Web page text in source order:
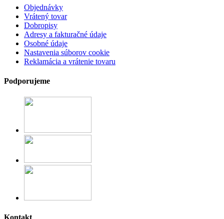
Objednávky
Vrátený tovar
Dobropisy
Adresy a fakturačné údaje
Osobné údaje
Nastavenia súborov cookie
Reklamácia a vrátenie tovaru
Podporujeme
Kontakt